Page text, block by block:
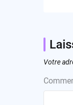
Votre